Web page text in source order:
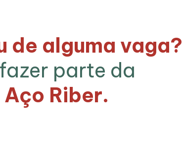
de alguma vaga?
parte da
Aço Riber.